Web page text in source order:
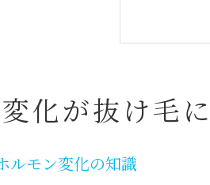
ホ
抜け毛
化が抜け毛
ルモン変化の知識